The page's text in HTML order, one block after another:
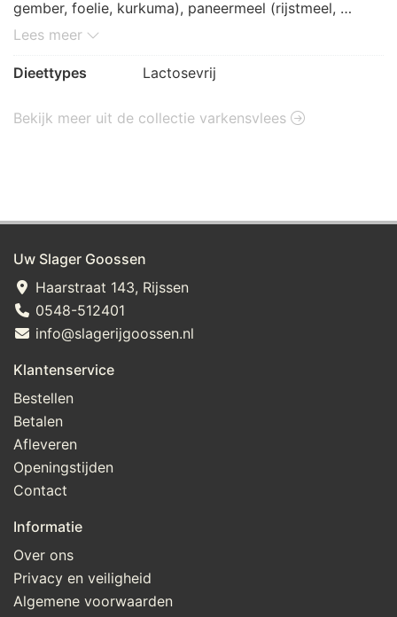
gember, foelie, kurkuma), paneermeel (rijstmeel,
aardappelzetmeel, tapioca zetmeel, maltodextrine,
paneermeel(GLUTEN)
Lees meer
Dieettypes Lactosevrij
Bekijk meer uit de collectie varkensvlees
Uw Slager Goossen
Haarstraat 143, Rijssen
0548-512401
info@slagerijgoossen.nl
Klantenservice
Bestellen
Betalen
Afleveren
Openingstijden
Contact
Informatie
Over ons
Privacy en veiligheid
Algemene voorwaarden